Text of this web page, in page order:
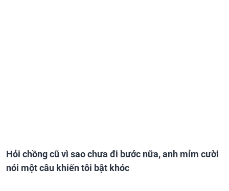
Hỏi chồng cũ vì sao chưa đi bước nữa, anh mỉm cười
nói một câu khiến tôi bật khóc